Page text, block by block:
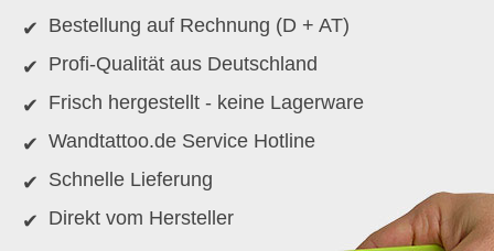
Bestellung auf Rechnung (D + AT)
Profi-Qualität aus Deutschland
Frisch hergestellt - keine Lagerware
Wandtattoo.de Service Hotline
Schnelle Lieferung
Direkt vom Hersteller